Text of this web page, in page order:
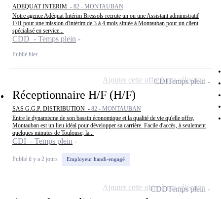
ADEQUAT INTERIM - 82 - MONTAUBAN
Notre agence Adéquat Intérim Bressols recrute un ou une Assistant administratif
F/H pour une mission d'intérim de 3 à 4 mois située à Montauban pour un client
spécialisé en service...
CDD - Temps plein
Publié hier
Réceptionnaire H/F (H/F)
SAS G.G.P. DISTRIBUTION - 82 - MONTAUBAN
Entre le dynamisme de son bassin économique et la qualité de vie qu'elle offre,
Montauban est un lieu idéal pour développer sa carrière. Facile d'accès, à seulement
quelques minutes de Toulouse, la...
CDI - Temps plein
Publié il y a 2 jours Employeur handi-engagé
CDITemps plein
Ajouter cette offre à ma sélection
CDDTemps plein
Ajouter cette offre à ma sélection